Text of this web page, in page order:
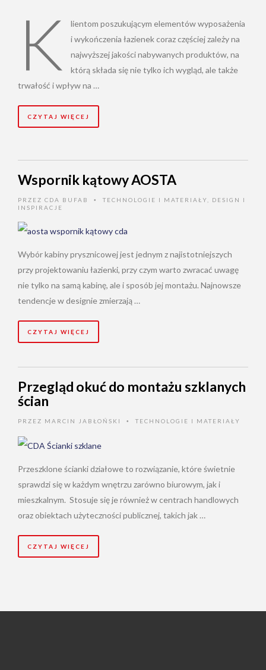
K
lientom poszukującym elementów wyposażenia
i wykończenia łazienek coraz częściej zależy na
najwyższej jakości nabywanych produktów, na
którą składa się nie tylko ich wygląd, ale także
trwałość i wpływ na …
CZYTAJ WIĘCEJ
Wspornik kątowy AOSTA
PRZEZ CDA BUFAB • TECHNOLOGIE I MATERIAŁY
DESIGN I
INSPIRACJE
Wybór kabiny prysznicowej jest jednym z najistotniejszych
przy projektowaniu łazienki, przy czym warto zwracać uwagę
nie tylko na samą kabinę, ale i sposób jej montażu. Najnowsze
tendencje w designie zmierzają …
CZYTAJ WIĘCEJ
Przegląd okuć do montażu szklanych
ścian
PRZEZ MARCIN JABŁOŃSKI • TECHNOLOGIE I MATERIAŁY
Przeszklone ścianki działowe to rozwiązanie, które świetnie
sprawdzi się w każdym wnętrzu zarówno biurowym, jak i
mieszkalnym. Stosuje się je również w centrach handlowych
oraz obiektach użyteczności publicznej, takich jak …
CZYTAJ WIĘCEJ